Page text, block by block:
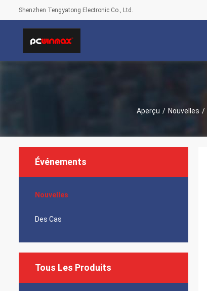
Shenzhen Tengyatong Electronic Co., Ltd.
Aperçu / Nouvelles /
Événements
Nouvelles
Des Cas
Tous Les Produits